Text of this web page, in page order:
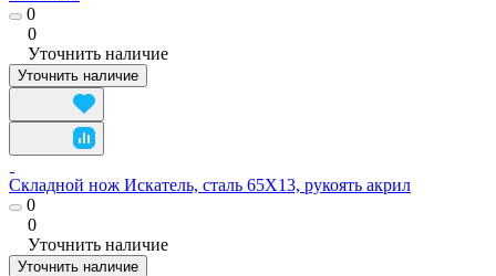
0
0
Уточнить наличие
Уточнить наличие
Складной нож Искатель, сталь 65Х13, рукоять акрил
0
0
Уточнить наличие
Уточнить наличие